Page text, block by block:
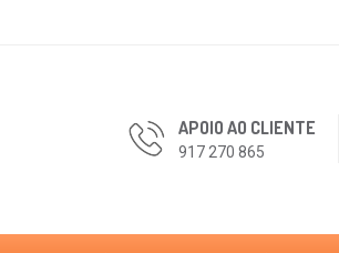
APOIO AO CLIENTE
917 270 865